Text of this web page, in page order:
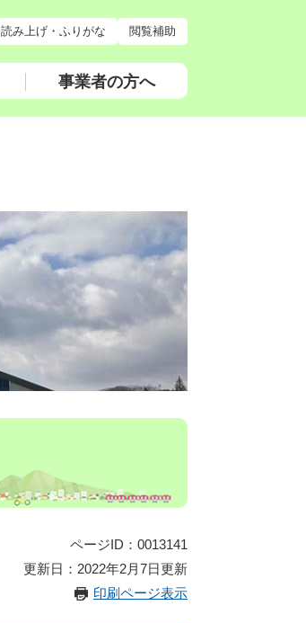
読み上げ・ふりがな 閲覧補助
事業者の方へ
ページID：0013141
更新日：2022年2月7日更新
印刷ページ表示